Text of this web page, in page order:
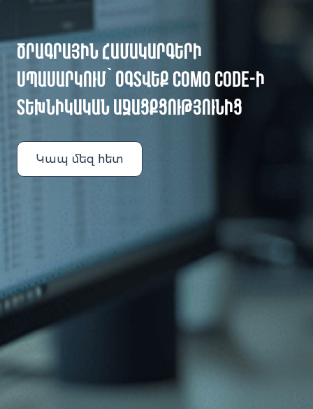
ԾՐԱԳՐԱՅԻՆ ՀԱՄԱԿԱՐԳԵՐԻ
ՍՊԱՍԱՐԿՈՒՄ՝ ՕԳՏՎԵՔ COMO CODE-Ի
ՏԵԽՆԻԿԱԿԱՆ ԱՋԱՑՔՑՈՒԹՅՈՒՆԻՑ
Կապ մեզ հետ